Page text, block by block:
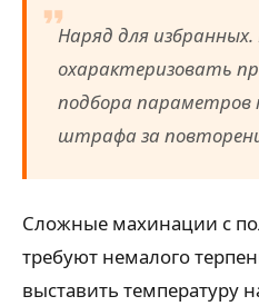
Наряд для
охарактеризовать
подбора
штрафа за
Сложные махинации с
требуют немалого
выставить температуру